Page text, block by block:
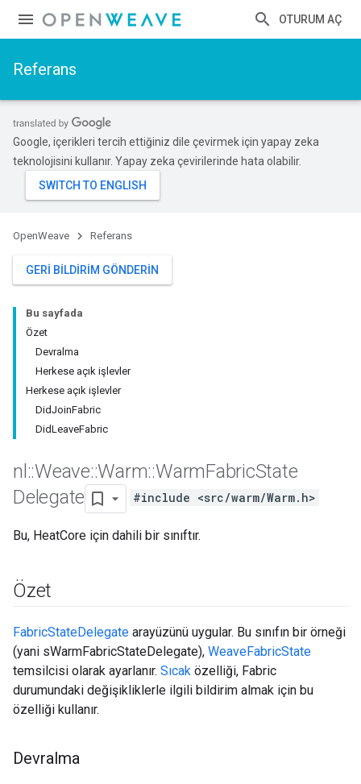
OTURUM AÇ
Referans
Google, içerikleri tercih ettiğiniz dile çevirmek için yapay zeka
teknolojisini kullanır. Yapay zeka çevirilerinde hata olabilir.
OpenWeave Referans
GERI BILDIRIM GÖNDERIN
Bu sayfada
Özet
Devralma
Herkese açık işlevler
Herkese açık işlevler
DidJoinFabric
DidLeaveFabric
nl ::Weave::Warm::WarmFabricState
Delegate
#include <src/warm/Warm.h>
Bu, HeatCore için dahili bir sınıftır.
Özet
FabricStateDelegate arayüzünü uygular. Bu sınıfın bir örneği
(yani sWarmFabricStateDelegate), WeaveFabricState
temsilcisi olarak ayarlanır. Sıcak özelliği, Fabric
durumundaki değişikliklerle ilgili bildirim almak için bu
özelliği kullanır.
Devralma